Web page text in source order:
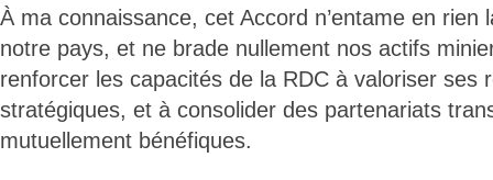
À ma connaissance, cet Accord n’entame en rien
notre pays, et ne brade nullement nos actifs
renforcer les capacités de la RDC à valoriser ses
stratégiques, et à consolider des partenariats
mutuellement bénéfiques.